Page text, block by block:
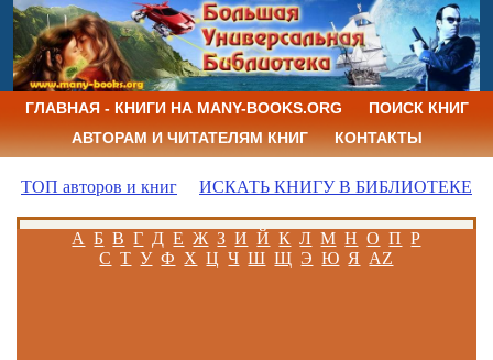
ГЛАВНАЯ - КНИГИ НА MANY-BOOKS.ORG
ПОИСК КНИГ
АВТОРАМ И ЧИТАТЕЛЯМ КНИГ
КОНТАКТЫ
ТОП авторов и книг ИСКАТЬ КНИГУ В БИБЛИОТЕКЕ
А Б В Г Д Е Ж З И Й К Л М Н О П Р
С Т У Ф Х Ц Ч Ш Щ Э Ю Я AZ